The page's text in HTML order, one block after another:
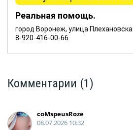
Реальная помощь.
город Воронеж, улица
8-920-416-00-66
Комментарии (1)
coMspeusRoze
08.07.2026 10:32